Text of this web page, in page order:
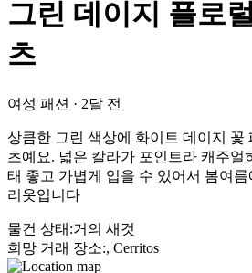
그린 데이지 플로
츠
여성 패션 · 2달 전
상큼한 그린 색상에 화이트 데이지 꽃
츠예요. 넓은 칼라가 포인트라 캐주얼
태 좋고 가볍게 입을 수 있어서 봄여
리옷입니다
물건 상태 :거의 새것
희망 거래 장소:, Cerritos